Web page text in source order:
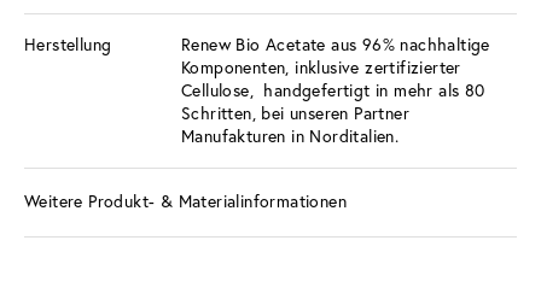
Herstellung
Renew Bio Acetate aus 96% nachhaltige
Komponenten, inklusive zertifizierter
Cellulose, handgefertigt in mehr als 80
Schritten, bei unseren Partner
Manufakturen in Norditalien.
Weitere Produkt- & Materialinformationen